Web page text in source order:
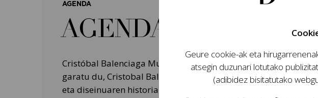
AGENDA
AGENDA
Cristóbal Balenciaga Museoak programazio handinahia
garatu du, Cristobal Balenciagaren bizitza eta lana, modaren
eta diseinuaren historian izan zuten garrantzia eta haren
Geure cookie-ak eta
atsegin duzunari lotutako
(adibidez bisitatutako